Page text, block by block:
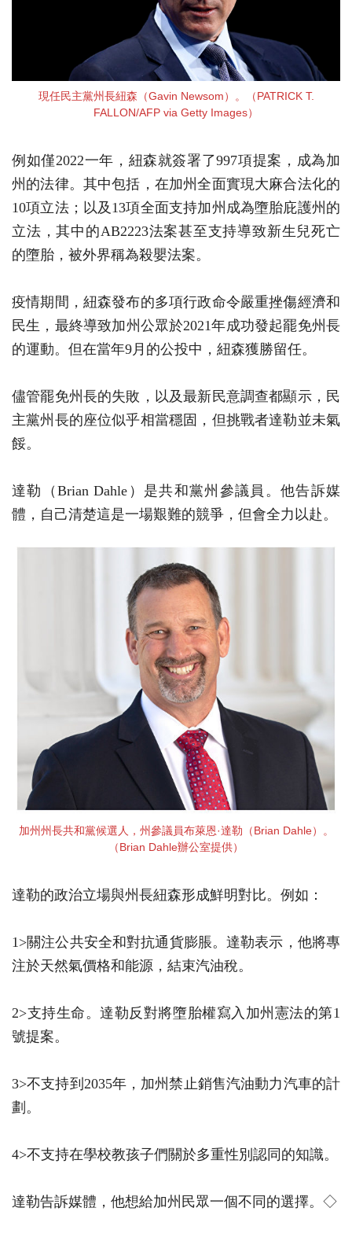
現任民主黨州長紐森（Gavin Newsom）。（PATRICK T.
FALLON/AFP via Getty Images）
例如僅2022一年，紐森就簽署了997項提案，成為加
州的法律。其中包括，在加州全面實現大麻合法化的
10項立法；以及13項全面支持加州成為墮胎庇護州的
立法，其中的AB2223法案甚至支持導致新生兒死亡
的墮胎，被外界稱為殺嬰法案。
疫情期間，紐森發布的多項行政命令嚴重挫傷經濟和
民生，最終導致加州公眾於2021年成功發起罷免州長
的運動。但在當年9月的公投中，紐森獲勝留任。
儘管罷免州長的失敗，以及最新民意調查都顯示，民
主黨州長的座位似乎相當穩固，但挑戰者達勒並未氣
餒。
達勒（Brian Dahle）是共和黨州參議員。他告訴媒
體，自己清楚這是一場艱難的競爭，但會全力以赴。
加州州長共和黨候選人，州參議員布萊恩·達勒（Brian Dahle）。
（Brian Dahle辦公室提供）
達勒的政治立場與州長紐森形成鮮明對比。例如：
1>關注公共安全和對抗通貨膨脹。達勒表示，他將專
注於天然氣價格和能源，結束汽油稅。
2>支持生命。達勒反對將墮胎權寫入加州憲法的第1
號提案。
3>不支持到2035年，加州禁止銷售汽油動力汽車的計
劃。
4>不支持在學校教孩子們關於多重性別認同的知識。
達勒告訴媒體，他想給加州民眾一個不同的選擇。◇